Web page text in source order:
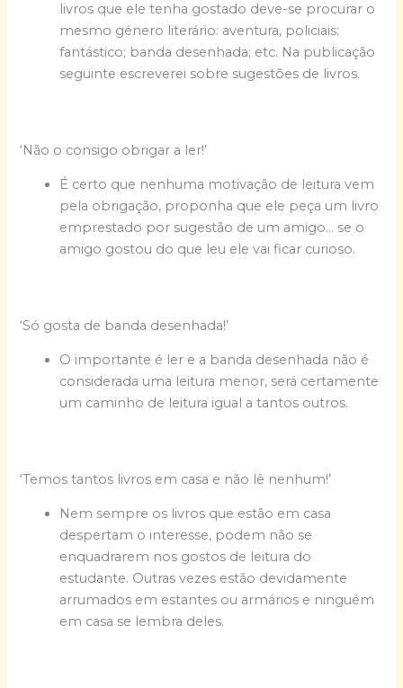
livros que ele tenha gostado deve-se procurar o
mesmo género literário: aventura, policiais;
fantástico; banda desenhada; etc. Na publicação
seguinte escreverei sobre sugestões de livros.
‘Não o consigo obrigar a ler!’
É certo que nenhuma motivação de leitura vem
pela obrigação, proponha que ele peça um livro
emprestado por sugestão de um amigo… se o
amigo gostou do que leu ele vai ficar curioso.
‘Só gosta de banda desenhada!’
O importante é ler e a banda desenhada não é
considerada uma leitura menor, será certamente
um caminho de leitura igual a tantos outros.
‘Temos tantos livros em casa e não lê nenhum!’
Nem sempre os livros que estão em casa
despertam o interesse, podem não se
enquadrarem nos gostos de leitura do
estudante. Outras vezes estão devidamente
arrumados em estantes ou armários e ninguém
em casa se lembra deles.